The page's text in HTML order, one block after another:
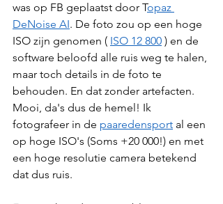
was op FB geplaatst door Topaz
DeNoise AI. De foto zou op een hoge
ISO zijn genomen ( ISO 12 800 ) en de
software beloofd alle ruis weg te halen,
maar toch details in de foto te
behouden. En dat zonder artefacten.
Mooi, da's dus de hemel! Ik
fotografeer in de paaredensport al een
op hoge ISO's (Soms +20 000!) en met
een hoge resolutie camera betekend
dat dus ruis.